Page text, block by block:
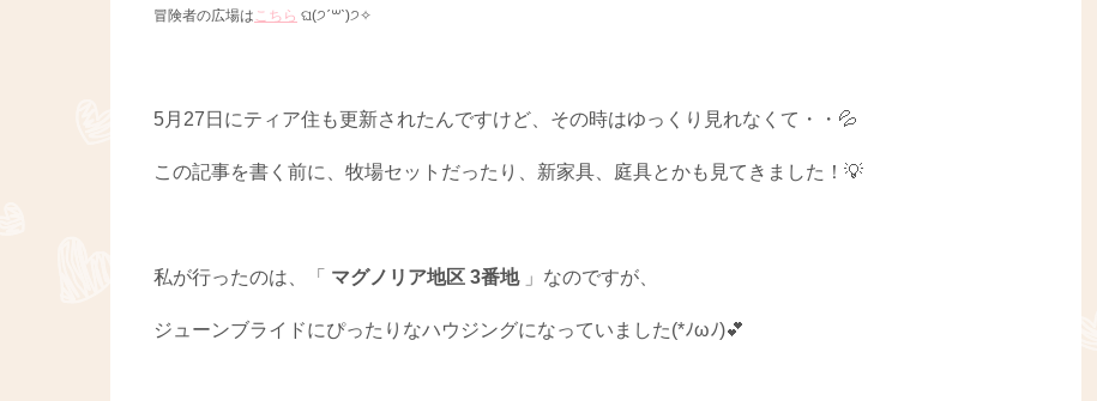
冒険者の広場はこちら ଘ(੭ˊ꒳​ˋ)੭✧
5月27日にティア住も更新されたんですけど、その時はゆっくり見れなくて・・💦
この記事を書く前に、牧場セットだったり、新家具、庭具とかも見てきました！💡
私が行ったのは、「 マグノリア地区 3番地」なのですが、
ジューンブライドにぴったりなハウジングになっていました(*ﾉωﾉ)💕